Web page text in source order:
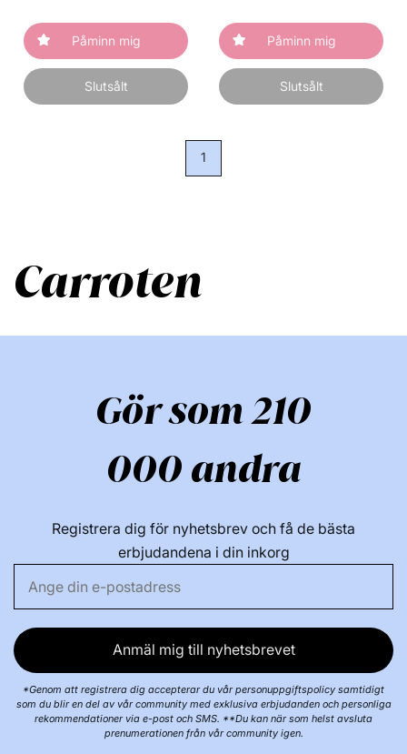
Påminn mig
Slutsålt
Påminn mig
Slutsålt
1
Carroten
Gör som 210
000 andra
Registrera dig för nyhetsbrev och få de bästa
erbjudandena i din inkorg
Anmäl mig till nyhetsbrevet
*Genom att registrera dig accepterar du vår personuppgiftspolicy samtidigt
som du blir en del av vår community med exklusiva erbjudanden och personliga
rekommendationer via e-post och SMS. **Du kan när som helst avsluta
prenumerationen från vår community igen.